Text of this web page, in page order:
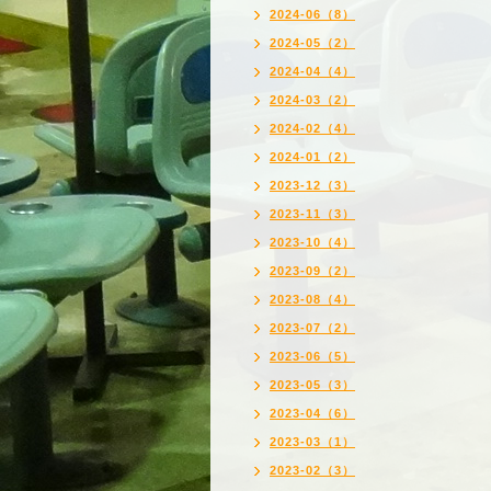
2024-06（8）
2024-05（2）
2024-04（4）
2024-03（2）
2024-02（4）
2024-01（2）
2023-12（3）
2023-11（3）
2023-10（4）
2023-09（2）
2023-08（4）
2023-07（2）
2023-06（5）
2023-05（3）
2023-04（6）
2023-03（1）
2023-02（3）